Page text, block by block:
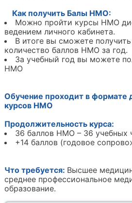
Как получить Балы НМО:
Можно пройти курсы НМО
ведением личного кабинета.
В итоге вы сможете
количество баллов НМО за год.
За учебный год вы можете
НМО
Обучение проходит в формате
курсов НМО
Продолжительность курса:
36 баллов НМО – 36 учебных
+14 баллов (годовое
Что требуется: Высшее
среднее профессиональное
образование.